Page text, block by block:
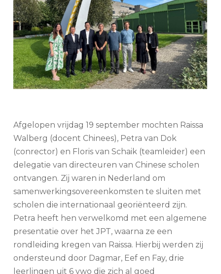
Afgelopen vrijdag 19 september mochten Raissa
Walberg (docent Chinees), Petra van Dok
(conrector) en Floris van Schaik (teamleider) een
delegatie van directeuren van Chinese scholen
ontvangen. Zij waren in Nederland om
samenwerkingsovereenkomsten te sluiten met
scholen die internationaal georiënteerd zijn.
Petra heeft hen verwelkomd met een algemene
presentatie over het JPT, waarna ze een
rondleiding kregen van Raissa. Hierbij werden zij
ondersteund door Dagmar, Eef en Fay, drie
leerlingen uit 6 vwo die zich al goed